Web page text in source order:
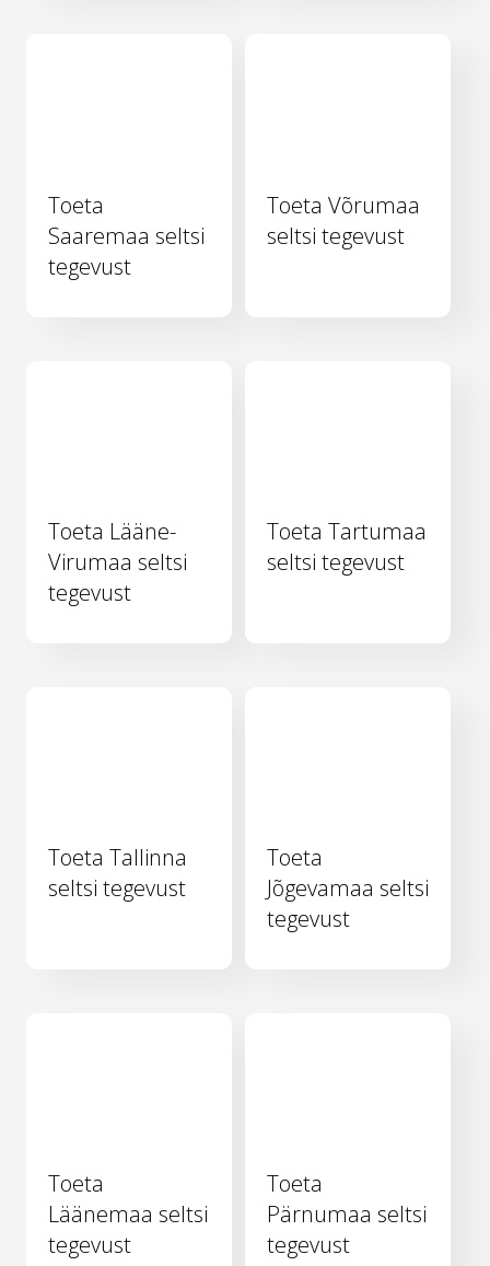
Toeta
Saaremaa seltsi
tegevust
Toeta Võrumaa
seltsi tegevust
Toeta Lääne-
Virumaa seltsi
tegevust
Toeta Tartumaa
seltsi tegevust
Toeta Tallinna
seltsi tegevust
Toeta
Jõgevamaa seltsi
tegevust
Toeta
Läänemaa seltsi
tegevust
Toeta
Pärnumaa seltsi
tegevust